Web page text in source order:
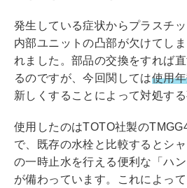
発生している症状からプラスチ
内部ユニットの凸部が欠けてし
れました。部品の交換をすれば
るのですが、今回関しては使用
新しくすることによって対処する
使用したのはTOTO社製の
で、既存の水栓と比較するとシ
の一時止水を行える便利な「ハ
が備わっています。これによっ